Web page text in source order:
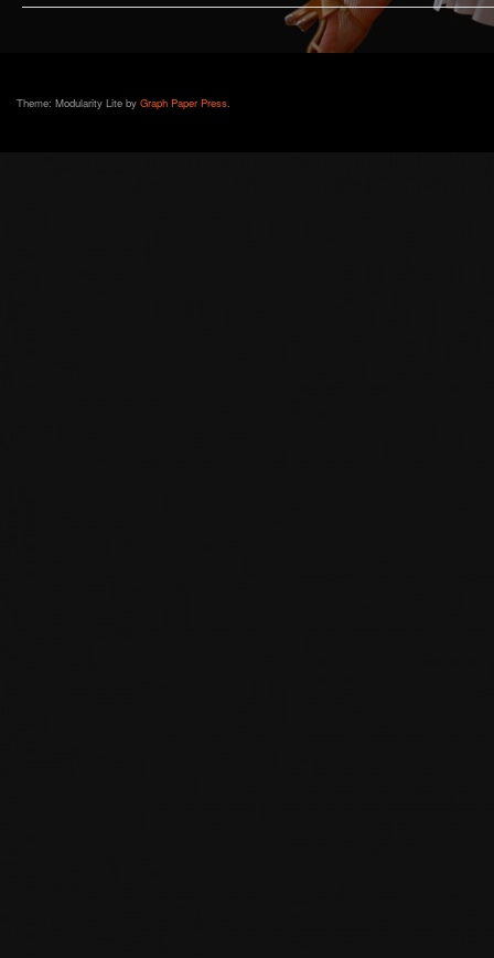
Theme: Modularity Lite by Graph Paper Press.